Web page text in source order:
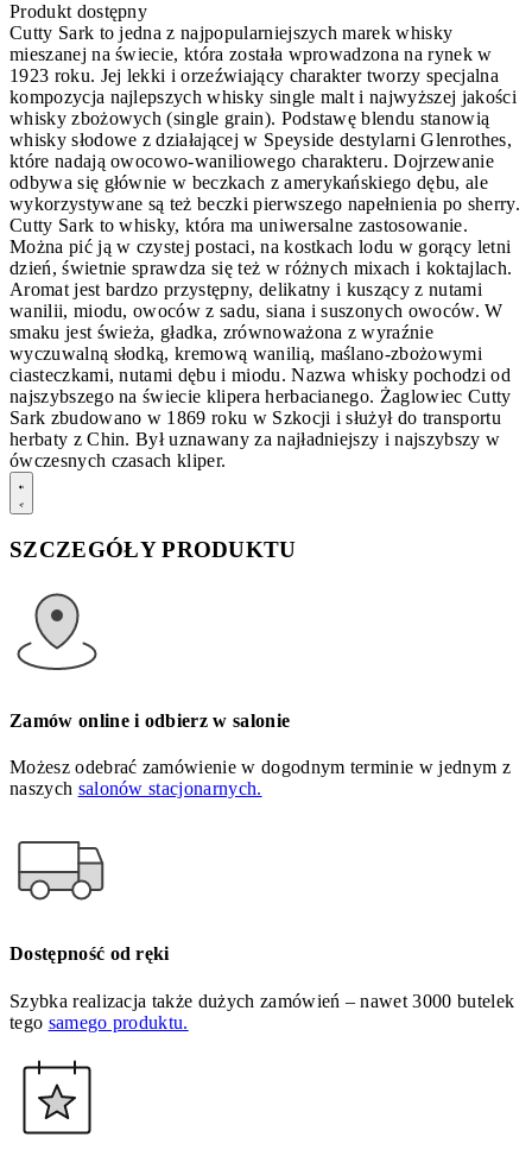
Produkt dostępny
Cutty Sark to jedna z najpopularniejszych marek whisky
mieszanej na świecie, która została wprowadzona na rynek w
1923 roku. Jej lekki i orzeźwiający charakter tworzy specjalna
kompozycja najlepszych whisky single malt i najwyższej jakości
whisky zbożowych (single grain). Podstawę blendu stanowią
whisky słodowe z działającej w Speyside destylarni Glenrothes,
które nadają owocowo-waniliowego charakteru. Dojrzewanie
odbywa się głównie w beczkach z amerykańskiego dębu, ale
wykorzystywane są też beczki pierwszego napełnienia po sherry.
Cutty Sark to whisky, która ma uniwersalne zastosowanie.
Można pić ją w czystej postaci, na kostkach lodu w gorący letni
dzień, świetnie sprawdza się też w różnych mixach i koktajlach.
Aromat jest bardzo przystępny, delikatny i kuszący z nutami
wanilii, miodu, owoców z sadu, siana i suszonych owoców. W
smaku jest świeża, gładka, zrównoważona z wyraźnie
wyczuwalną słodką, kremową wanilią, maślano-zbożowymi
ciasteczkami, nutami dębu i miodu. Nazwa whisky pochodzi od
najszybszego na świecie klipera herbacianego. Żaglowiec Cutty
Sark zbudowano w 1869 roku w Szkocji i służył do transportu
herbaty z Chin. Był uznawany za najładniejszy i najszybszy w
ówczesnych czasach kliper.
SZCZEGÓŁY PRODUKTU
Zamów online i odbierz w salonie
Możesz odebrać zamówienie w dogodnym terminie w jednym z
naszych salonów stacjonarnych.
Dostępność od ręki
Szybka realizacja także dużych zamówień – nawet 3000 butelek
tego samego produktu.